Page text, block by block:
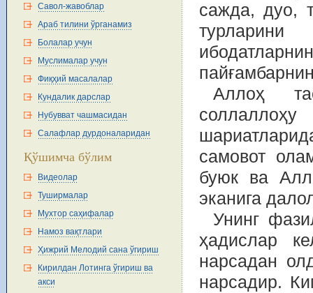
Савол-жавоблар
Араб тилини ўрганамиз
Болалар учун
Муслималар учун
Фиқҳий масалалар
Кундалик дарслар
Нубувват чашмасидан
Салафлар дурдоналаридан
Қўшимча бўлим
Видеолар
Туширмалар
Мухтор саҳифалар
Намоз вақтлари
Ҳижрий Мелодий сана ўгириш
Кирилдан Лотинга ўгириш ва
акси
сажда, дуо,
Аллоҳ
самовот
буюк ва
эканига
Унинг
ҳадислар
нарсадан
нарсадир.